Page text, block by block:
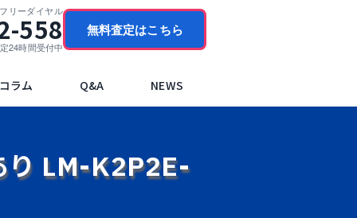
リーダイヤル
558
24時間受付中
無料査定はこちら
コラム Q&A NEWS
り LM-K2P2E-